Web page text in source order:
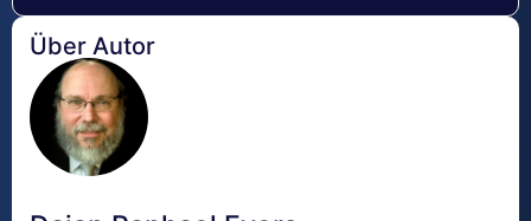
Über Autor